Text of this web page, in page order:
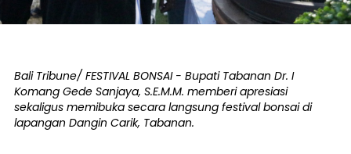
Bali Tribune/ FESTIVAL BONSAI - Bupati Tabanan Dr. I
Komang Gede Sanjaya, S.E.M.M. memberi apresiasi
sekaligus memibuka secara langsung festival bonsai di
lapangan Dangin Carik, Tabanan.